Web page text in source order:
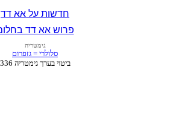
חדשות על אא דד
פרוש אא דד